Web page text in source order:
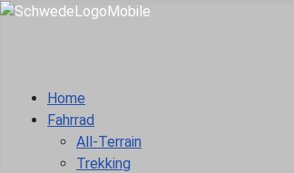
Home
Fahrrad
All-Terrain
Trekking